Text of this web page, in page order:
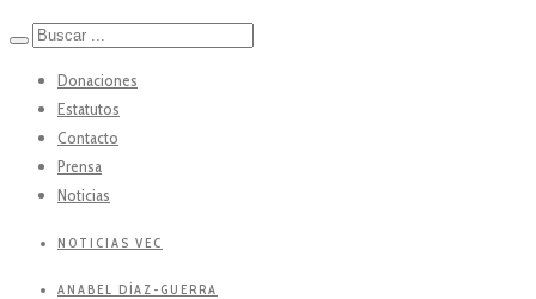
Donaciones
Estatutos
Contacto
Prensa
Noticias
NOTICIAS VEC
ANABEL DÍAZ-GUERRA